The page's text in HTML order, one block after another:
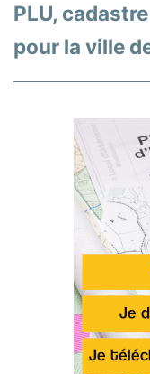
PLU,
pour la ville